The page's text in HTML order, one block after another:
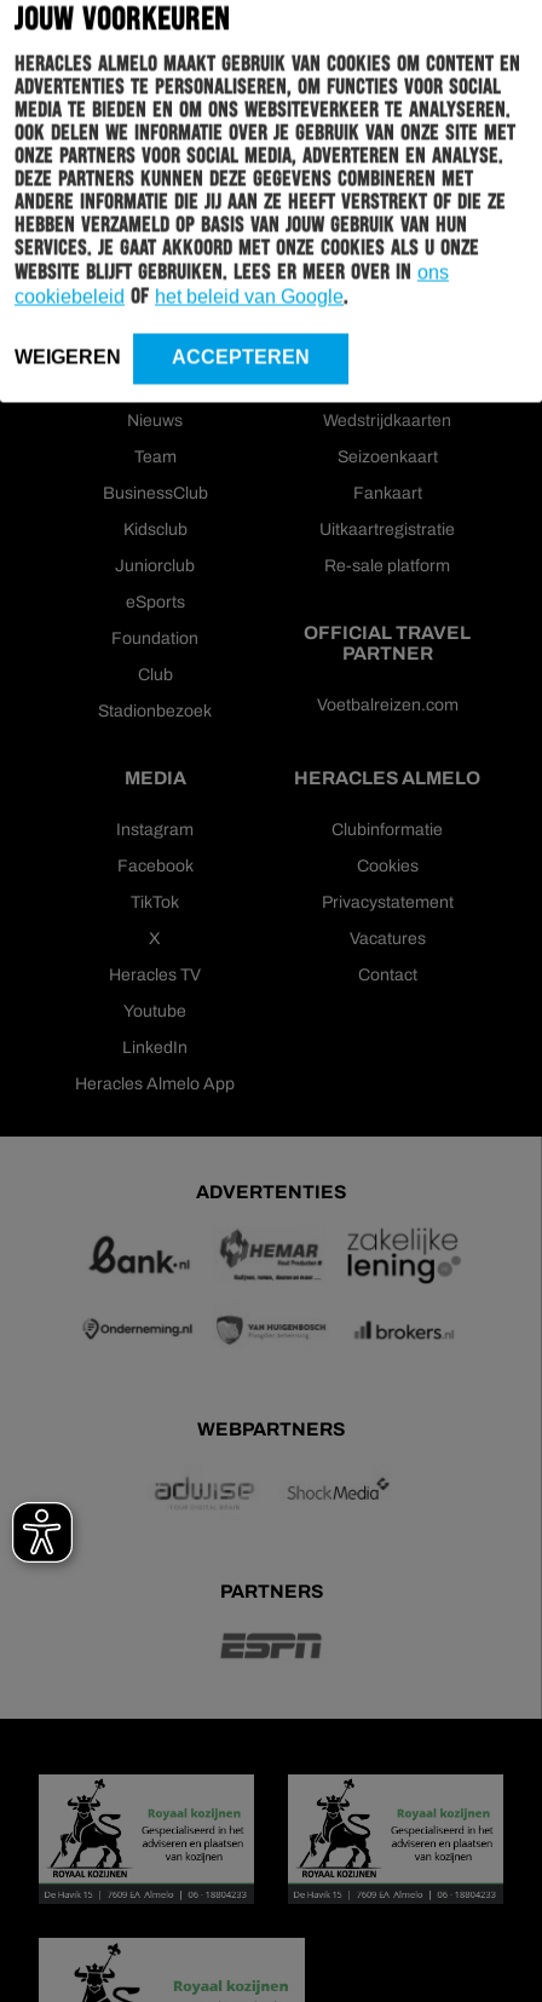
JOUW VOORKEUREN
Heracles Almelo maakt gebruik van cookies om content en
advertenties te personaliseren, om functies voor social
media te bieden en om ons websiteverkeer te analyseren.
Ook delen we informatie over je gebruik van onze site met
onze partners voor social media, adverteren en analyse.
Deze partners kunnen deze gegevens combineren met
andere informatie die jij aan ze heeft verstrekt of die ze
hebben verzameld op basis van jouw gebruik van hun
services. Je gaat akkoord met onze cookies als u onze
website blijft gebruiken. Lees er meer over in ons
cookiebeleid of het beleid van Google.
WEIGEREN ACCEPTEREN
nieuwsbrief van Heracles Almelo. Doordat je zelf aan
kan geven welk nieuws jij van ons wil ontvangen,
sturen wij alleen nieuws wat voor jou relevant is.
INSCHRIJVEN
HOOFDMENU
Nieuws
Team
BusinessClub
Kidsclub
Juniorclub
eSports
Foundation
Club
Stadionbezoek
Wedstrijdkaarten
Seizoenkaart
Fankaart
Uitkaartregistratie
Re-sale platform
OFFICIAL TRAVEL
PARTNER
Voetbalreizen.com
MEDIA
Instagram
Facebook
TikTok
X
Heracles TV
Youtube
LinkedIn
Heracles Almelo App
HERACLES ALMELO
Clubinformatie
Cookies
Privacystatement
Vacatures
Contact
ADVERTENTIES
WEBPARTNERS
PARTNERS